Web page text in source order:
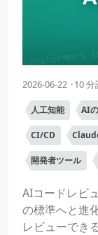
2026-06-22 10 分
人工知能 AI
CI/CD
開発者ツール
AIコードレビ
の標準へと進
レビューでき